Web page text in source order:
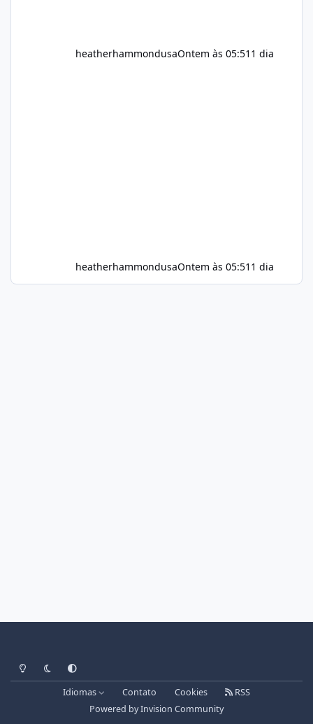
heatherhammondusaOntem às 05:51 1 dia
heatherhammondusaOntem às 05:51 1 dia
Light ModeDark ModeSystem Preference
Idiomas Contato Cookies
RSS
Powered byInvision Community